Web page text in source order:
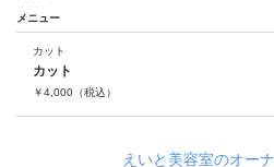
メニュー
カット
カット
￥4,000 （税込）
えいと美容室のオー